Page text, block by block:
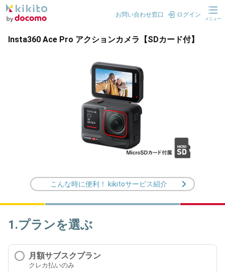
お問い合わせ窓口 ログイン
メニュー
Insta360 Ace Pro アクションカメラ【SDカード付】
こんな時に便利！ kikitoサービス紹介
1.プランを選ぶ
月額サブスクプラン
クレカ払いのみ